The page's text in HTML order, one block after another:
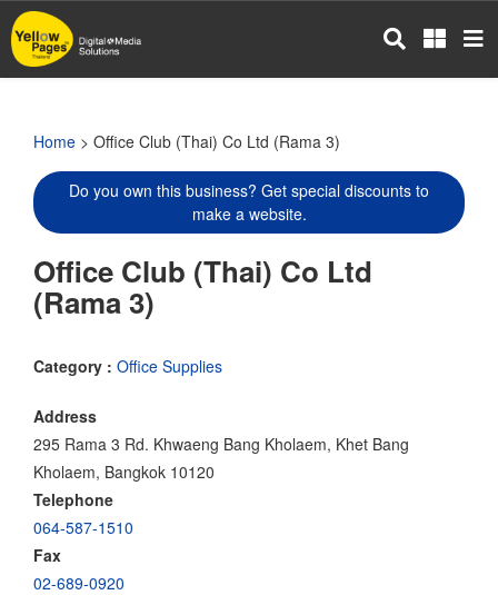
Skip
to
main
Home > Office Club (Thai) Co Ltd (Rama 3)
Do you own this business? Get special discounts to
make a website.
Office Club (Thai) Co Ltd
(Rama 3)
Category : Office Supplies
Address
295 Rama 3 Rd. Khwaeng Bang Kholaem, Khet Bang
Kholaem, Bangkok 10120
Telephone
064-587-1510
Fax
02-689-0920